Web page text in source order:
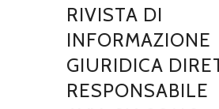
RIVISTA DI
INFORMAZIONE
GIURIDICA
RESPONSABILE